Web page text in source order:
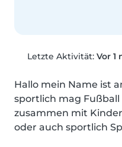
Letzte Aktivität: Vor 1
Hallo mein Name ist
sportlich mag
zusammen mit
oder auch sportlich